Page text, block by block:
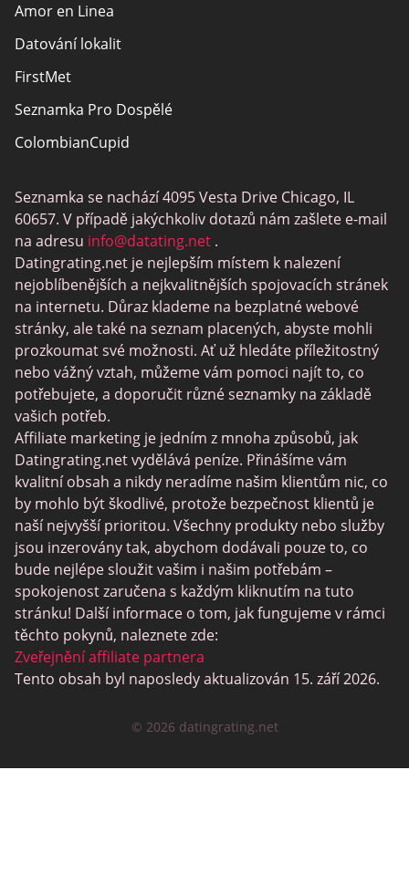
Amor en Linea
Datování lokalit
FirstMet
Seznamka Pro Dospělé
ColombianCupid
MeetMindful
Seznamka BDSM
BBPeopleMeet
Stránky Sugar Daddy
JPeopleMeet
Trans Seznamka
Senior Datování Lokalit
MyLOL
Gay Seznamka
Lesbické Seznamky
Černé Datování Lokalit
SugarDaddyMeet
LatinAmericanCupid
CatholicMatch
Seznamka se nachází 4095 Vesta Drive Chicago, IL
60657. V případě jakýchkoliv dotazů nám zašlete e-mail
na adresu info@datating.net .
Datingrating.net je nejlepším místem k nalezení
nejoblíbenějších a nejkvalitnějších spojovacích stránek
na internetu. Důraz klademe na bezplatné webové
stránky, ale také na seznam placených, abyste mohli
prozkoumat své možnosti. Ať už hledáte příležitostný
nebo vážný vztah, můžeme vám pomoci najít to, co
potřebujete, a doporučit různé seznamky na základě
vašich potřeb.
Affiliate marketing je jedním z mnoha způsobů, jak
Datingrating.net vydělává peníze. Přinášíme vám
kvalitní obsah a nikdy neradíme našim klientům nic, co
by mohlo být škodlivé, protože bezpečnost klientů je
naší nejvyšší prioritou. Všechny produkty nebo služby
jsou inzerovány tak, abychom dodávali pouze to, co
bude nejlépe sloužit vašim i našim potřebám –
spokojenost zaručena s každým kliknutím na tuto
stránku! Další informace o tom, jak fungujeme v rámci
těchto pokynů, naleznete zde:
Zveřejnění affiliate partnera
Tento obsah byl naposledy aktualizován 15. září 2026.
© 2026 datingrating.net